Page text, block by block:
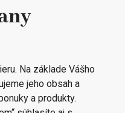
© 2023
s r.o.
Na základe Vášho
jeho obsah a
a produkty.